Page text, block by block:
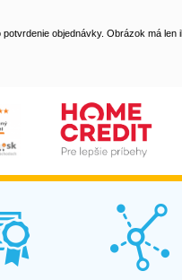
objednávky. Obrázok má len